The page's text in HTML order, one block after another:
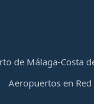
de Málaga-Costa
Aeropuertos en Red